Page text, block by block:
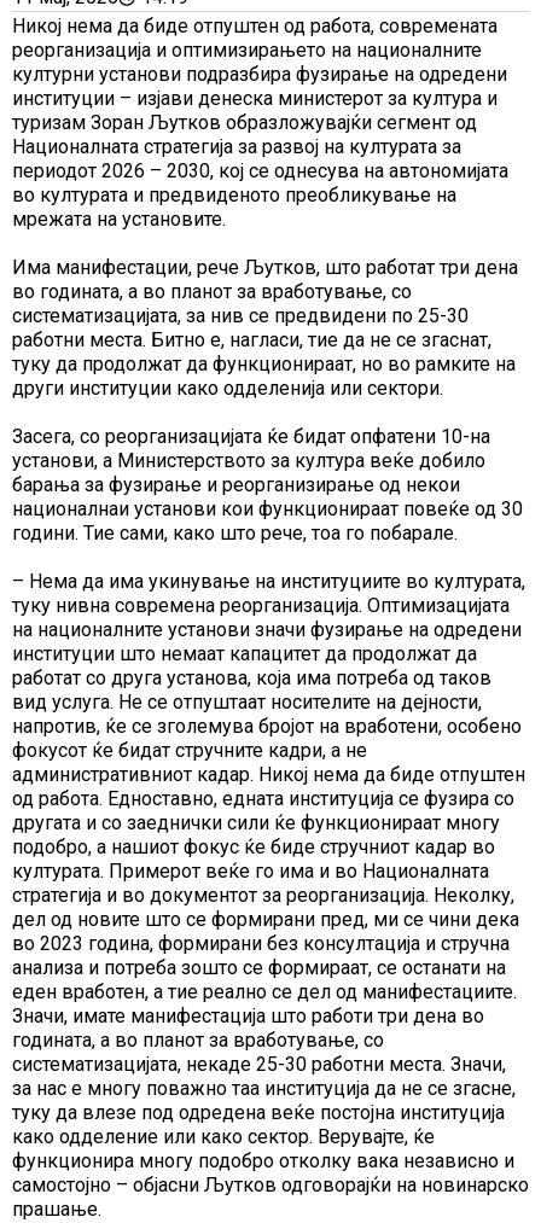
Никој нема да биде отпуштен од работа, современата
реорганизација и оптимизирањето на националните
културни установи подразбира фузирање на одредени
институции – изјави денеска министерот за култура и
туризам Зоран Љутков образложувајќи сегмент од
Националната стратегија за развој на културата за
периодот 2026 – 2030, кој се однесува на автономијата
во културата и предвиденото преобликување на
мрежата на установите.
Има манифестации, рече Љутков, што работат три дена
во годината, а во планот за вработување, со
систематизацијата, за нив се предвидени по 25-30
работни места. Битно е, нагласи, тие да не се згаснат,
туку да продолжат да функционираат, но во рамките на
други институции како одделенија или сектори.
Засега, со реорганизацијата ќе бидат опфатени 10-на
установи, а Министерството за култура веќе добило
барања за фузирање и реорганизирање од некои
националнаи установи кои функционираат повеќе од 30
години. Тие сами, како што рече, тоа го побарале.
– Нема да има укинување на институциите во културата,
туку нивна современа реорганизација. Оптимизацијата
на националните установи значи фузирање на одредени
институции што немаат капацитет да продолжат да
работат со друга установа, која има потреба од таков
вид услуга. Не се отпуштаат носителите на дејности,
напротив, ќе се зголемува бројот на вработени, особено
фокусот ќе бидат стручните кадри, а не
административниот кадар. Никој нема да биде отпуштен
од работа. Едноставно, едната институција се фузира со
другата и со заеднички сили ќе функционираат многу
подобро, а нашиот фокус ќе биде стручниот кадар во
културата. Примерот веќе го има и во Националната
стратегија и во документот за реорганизација. Неколку,
дел од новите што се формирани пред, ми се чини дека
во 2023 година, формирани без консултација и стручна
анализа и потреба зошто се формираат, се останати на
еден вработен, а тие реално се дел од манифестациите.
Значи, имате манифестација што работи три дена во
годината, а во планот за вработување, со
систематизацијата, некаде 25-30 работни места. Значи,
за нас е многу поважно таа институција да не се згасне,
туку да влезе под одредена веќе постојна институција
како одделение или како сектор. Верувајте, ќе
функционира многу подобро отколку вака независно и
самостојно – објасни Љутков одговорајќи на новинарско
прашање.